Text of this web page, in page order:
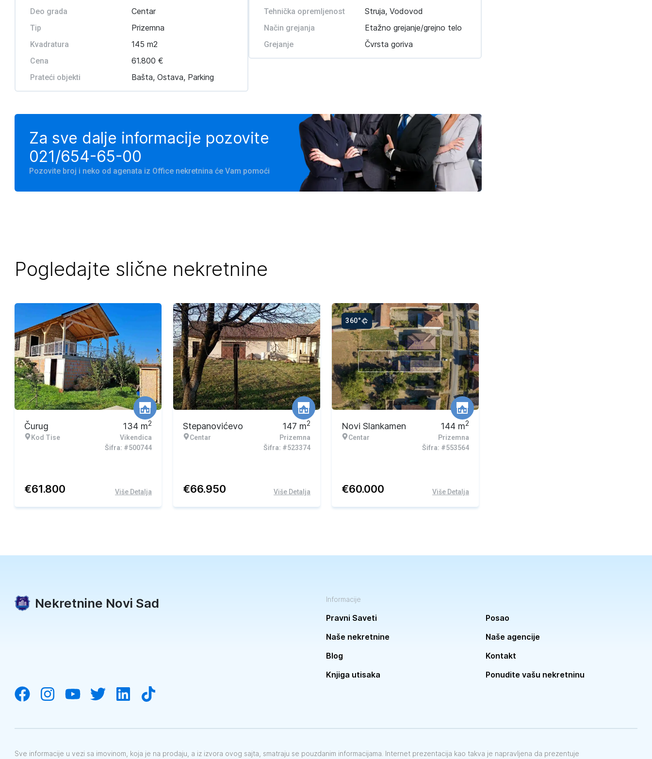
Deo grada Centar
Tip Prizemna
Kvadratura 145 m2
Cena 61.800 €
Prateći objekti Bašta, Ostava, Parking
Tehnička opremljenost Struja, Vodovod
Način grejanja Etažno grejanje/grejno telo
Grejanje Čvrsta goriva
Za sve dalje informacije pozovite
021/654-65-00
Pozovite broj i neko od agenata iz Office nekretnina će Vam pomoći
Pogledajte slične nekretnine
Čurug
Kod Tise
134 m2
Vikendica
Šifra: #500744
€61.800 Više Detalja
Stepanovićevo
Centar
147 m2
Prizemna
Šifra: #523374
€66.950 Više Detalja
360°
Ekskluzivna ponuda
Novi Slankamen
Centar
144 m2
Prizemna
Šifra: #553564
€60.000 Više Detalja
Nekretnine Novi Sad Informacije
Pravni Saveti
Posao
Naše nekretnine
Naše agencije
Blog
Kontakt
Knjiga utisaka
Ponudite vašu nekretninu
Sve informacije u vezi sa imovinom, koja je na prodaju, a iz izvora ovog sajta, smatraju se pouzdanim informacijama. Internet prezentacija kao takva je napravljena da prezentuje